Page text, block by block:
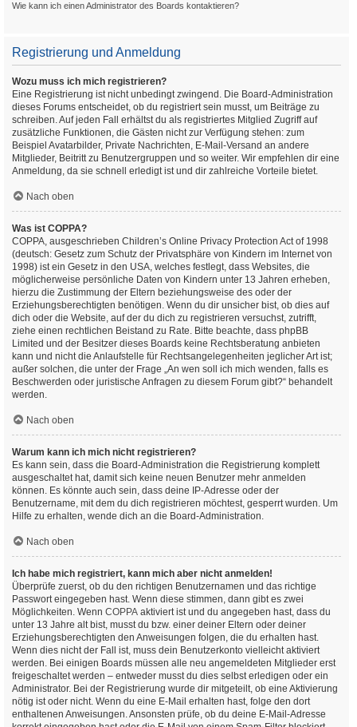
Wie kann ich einen Administrator des Boards kontaktieren?
Registrierung und Anmeldung
Wozu muss ich mich registrieren?
Eine Registrierung ist nicht unbedingt zwingend. Die Board-Administration
dieses Forums entscheidet, ob du registriert sein musst, um Beiträge zu
schreiben. Auf jeden Fall erhältst du als registriertes Mitglied Zugriff auf
zusätzliche Funktionen, die Gästen nicht zur Verfügung stehen: zum
Beispiel Avatarbilder, Private Nachrichten, E-Mail-Versand an andere
Mitglieder, Beitritt zu Benutzergruppen und so weiter. Wir empfehlen dir eine
Anmeldung, da sie schnell erledigt ist und dir zahlreiche Vorteile bietet.
Nach oben
Was ist COPPA?
COPPA, ausgeschrieben Children’s Online Privacy Protection Act of 1998
(deutsch: Gesetz zum Schutz der Privatsphäre von Kindern im Internet von
1998) ist ein Gesetz in den USA, welches festlegt, dass Websites, die
möglicherweise persönliche Daten von Kindern unter 13 Jahren erheben,
hierzu die Zustimmung der Eltern beziehungsweise des oder der
Erziehungsberechtigten benötigen. Wenn du dir unsicher bist, ob dies auf
dich oder die Website, auf der du dich zu registrieren versuchst, zutrifft,
ziehe einen rechtlichen Beistand zu Rate. Bitte beachte, dass phpBB
Limited und der Besitzer dieses Boards keine Rechtsberatung anbieten
kann und nicht die Anlaufstelle für Rechtsangelegenheiten jeglicher Art ist;
außer solchen, die unter der Frage „An wen soll ich mich wenden, falls es
Beschwerden oder juristische Anfragen zu diesem Forum gibt?“ behandelt
werden.
Nach oben
Warum kann ich mich nicht registrieren?
Es kann sein, dass die Board-Administration die Registrierung komplett
ausgeschaltet hat, damit sich keine neuen Benutzer mehr anmelden
können. Es könnte auch sein, dass deine IP-Adresse oder der
Benutzername, mit dem du dich registrieren möchtest, gesperrt wurden. Um
Hilfe zu erhalten, wende dich an die Board-Administration.
Nach oben
Ich habe mich registriert, kann mich aber nicht anmelden!
Überprüfe zuerst, ob du den richtigen Benutzernamen und das richtige
Passwort eingegeben hast. Wenn diese stimmen, dann gibt es zwei
Möglichkeiten. Wenn COPPA aktiviert ist und du angegeben hast, dass du
unter 13 Jahre alt bist, musst du bzw. einer deiner Eltern oder deiner
Erziehungsberechtigten den Anweisungen folgen, die du erhalten hast.
Wenn dies nicht der Fall ist, muss dein Benutzerkonto vielleicht aktiviert
werden. Bei einigen Boards müssen alle neu angemeldeten Mitglieder erst
freigeschaltet werden – entweder musst du dies selbst erledigen oder ein
Administrator. Bei der Registrierung wurde dir mitgeteilt, ob eine Aktivierung
nötig ist oder nicht. Wenn du eine E-Mail erhalten hast, folge den dort
enthaltenen Anweisungen. Ansonsten prüfe, ob du deine E-Mail-Adresse